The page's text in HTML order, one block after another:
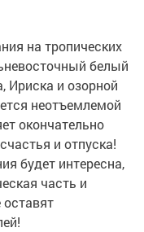
на тропических
белый
Ириска и озорной
неотъемлемой
окончательно
и отпуска!
будет интересна,
часть и